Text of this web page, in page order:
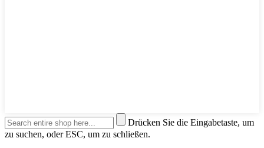
Drücken Sie die Eingabetaste, um
zu suchen, oder ESC, um zu schließen.